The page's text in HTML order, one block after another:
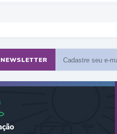
NEWSLETTER